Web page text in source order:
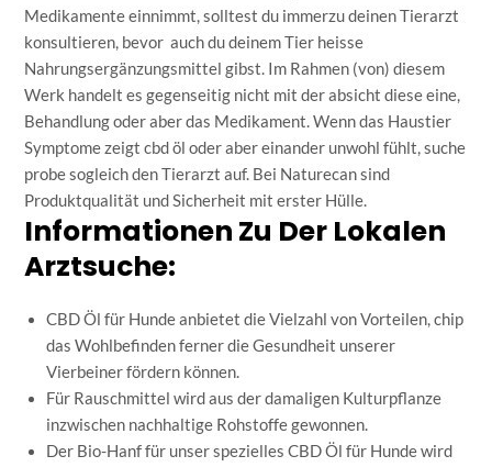
Medikamente einnimmt, solltest du immerzu deinen Tierarzt
konsultieren, bevor auch du deinem Tier heisse
Nahrungsergänzungsmittel gibst. Im Rahmen (von) diesem
Werk handelt es gegenseitig nicht mit der absicht diese eine,
Behandlung oder aber das Medikament. Wenn das Haustier
Symptome zeigtcbd öl oder aber einander unwohl fühlt, suche
probe sogleich den Tierarzt auf. Bei Naturecan sind
Produktqualität und Sicherheit mit erster Hülle.
Informationen Zu Der Lokalen
Arztsuche:
CBD Öl für Hunde anbietet die Vielzahl von Vorteilen, chip
das Wohlbefinden ferner die Gesundheit unserer
Vierbeiner fördern können.
Für Rauschmittel wird aus der damaligen Kulturpflanze
inzwischen nachhaltige Rohstoffe gewonnen.
Der Bio-Hanf für unser spezielles CBD Öl für Hunde wird